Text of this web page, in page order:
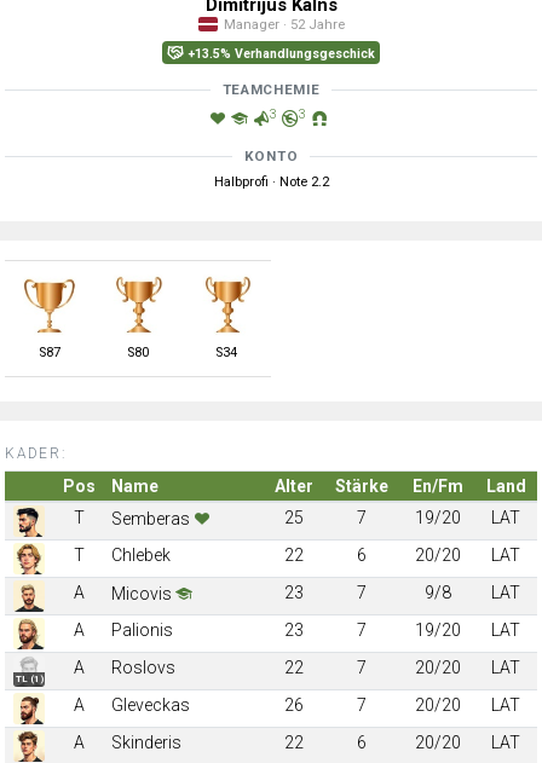
Dimitrijus Kalns
Manager · 52 Jahre
+13.5% Verhandlungsgeschick
TEAMCHEMIE
3 3
KONTO
Halbprofi · Note 2.2
S87 S80 S34
KADER:
Pos Name Alter Stärke En/Fm
Land
T
Semberas 25 7 19/20
LAT
T
Chlebek 22 6 20/20
LAT
A
Micovis 23 7 9/8
LAT
A
Palionis 23 7 19/20 LAT
TL (1)
A Roslovs 22 7 20/20
LAT
A
Gleveckas 26 7 20/20
LAT
A
Skinderis 22 6 20/20
LAT